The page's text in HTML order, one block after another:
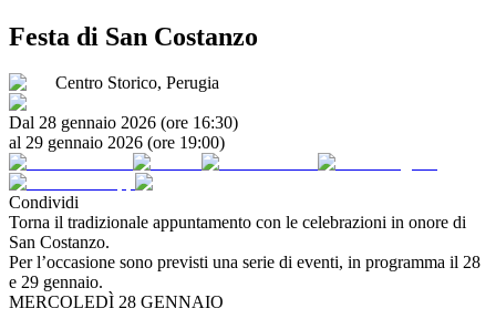
Festa di San Costanzo
Centro Storico, Perugia
Dal 28 gennaio 2026 (ore 16:30)
al 29 gennaio 2026 (ore 19:00)
Condividi
Torna il tradizionale appuntamento con le celebrazioni in onore di
San Costanzo.
Per l’occasione sono previsti una serie di eventi, in programma il 28
e 29 gennaio.
MERCOLEDÌ 28 GENNAIO